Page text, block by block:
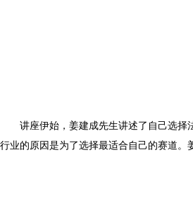
讲座伊始，姜建成先生讲述了自己选择
行业的原因是为了选择最适合自己的赛道